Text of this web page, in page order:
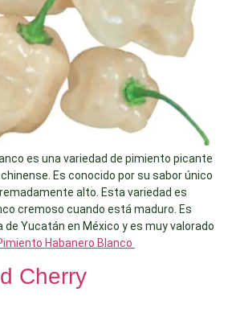
es una variedad de pimiento picante
Es conocido por su sabor único
alto. Esta variedad es
cremoso cuando está maduro. Es
de Yucatán en México y es muy valorado
Habanero Blanco
Cherry